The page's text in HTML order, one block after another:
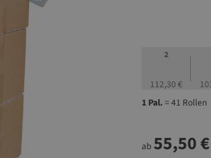
2
112,30 €
1 Pal.= 41 Rollen
ab 55,50 €